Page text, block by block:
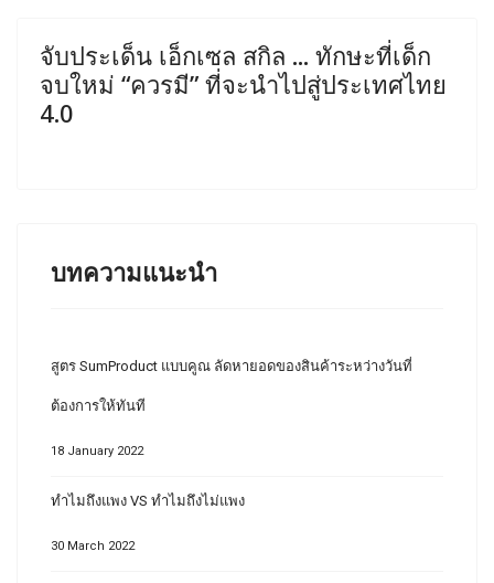
จับประเด็น เอ็กเซล สกิล ... ทักษะที่เด็ก
จบใหม่ “ควรมี” ที่จะนำไปสู่ประเทศไทย
4.0
บทความแนะนำ
สูตร SumProduct แบบคูณ ลัดหายอดของสินค้าระหว่างวันที่
ต้องการให้ทันที
18 January 2022
ทำไมถึงแพง VS ทำไมถึงไม่แพง
30 March 2022